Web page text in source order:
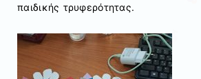
παιδικής τρυφερότητας.